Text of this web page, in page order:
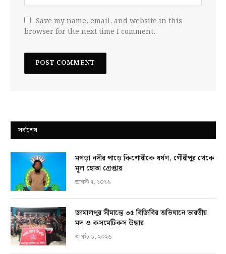
Save my name, email, and website in this
browser for the next time I comment.
সর্বশেষ
মগড়া নদীর পাড়ে কিশোরীকে ধর্ষণ, গৌরীপুর থেকে
মূল হোতা গ্রেপ্তার
আগস্ট ৭, ২০২৬
জামালপুর সীমান্তে ৩৫ বিজিবির অভিযানে ভারতীয়
মদ ও কসমেটিকস উদ্ধার
আগস্ট ৬, ২০২৬